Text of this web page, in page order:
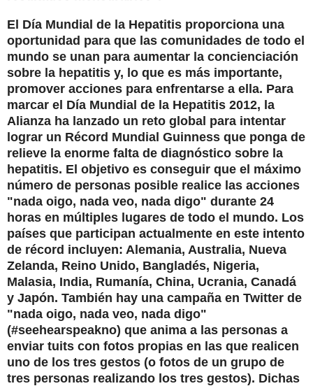
El Día Mundial de la Hepatitis proporciona una
oportunidad para que las comunidades de todo el
mundo se unan para aumentar la concienciación
sobre la hepatitis y, lo que es más importante,
promover acciones para enfrentarse a ella. Para
marcar el Día Mundial de la Hepatitis 2012, la
Alianza ha lanzado un reto global para intentar
lograr un Récord Mundial Guinness que ponga de
relieve la enorme falta de diagnóstico sobre la
hepatitis. El objetivo es conseguir que el máximo
número de personas posible realice las acciones
"nada oigo, nada veo, nada digo" durante 24
horas en múltiples lugares de todo el mundo. Los
países que participan actualmente en este intento
de récord incluyen: Alemania, Australia, Nueva
Zelanda, Reino Unido, Bangladés, Nigeria,
Malasia, India, Rumanía, China, Ucrania, Canadá
y Japón. También hay una campaña en Twitter de
"nada oigo, nada veo, nada digo"
(#seehearspeakno) que anima a las personas a
enviar tuits con fotos propias en las que realicen
uno de los tres gestos (o fotos de un grupo de
tres personas realizando los tres gestos). Dichas